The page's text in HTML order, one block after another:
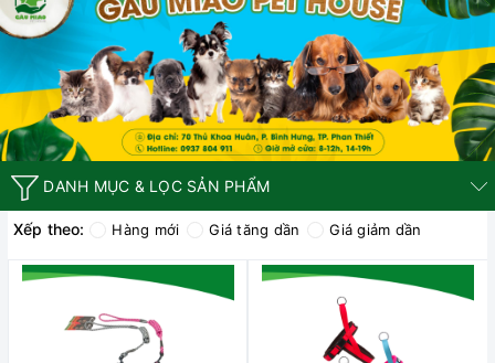
DANH MỤC & LỌC SẢN PHẨM
Xếp theo: Hàng mới Giá tăng dần Giá giảm dần